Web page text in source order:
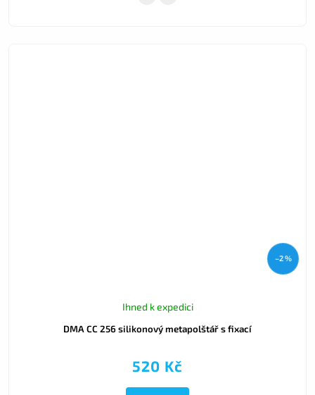
–2 %
DMA CC 256 silikonový metapolštář s fixací
Ihned k expedici
520 Kč